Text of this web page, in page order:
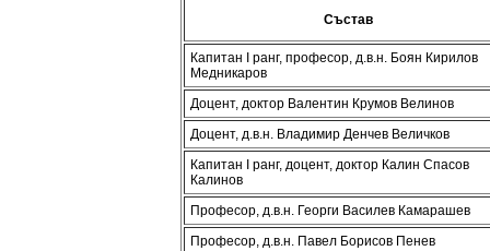
Състав
Капитан І ранг, професор, д.в.н. Боян Кирилов
Медникаров
Доцент, доктор Валентин Крумов Велинов
Доцент, д.в.н. Владимир Денчев Величков
Капитан І ранг, доцент, доктор Калин Спасов
Калинов
Професор, д.в.н. Георги Василев Камарашев
Професор, д.в.н. Павел Борисов Пенев